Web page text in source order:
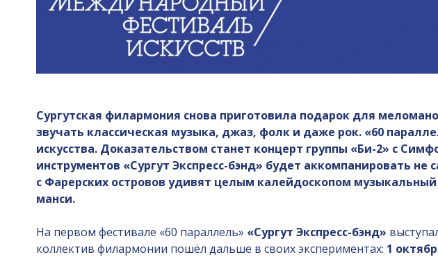
Сургутская филармония снова приготовила подарок для
звучать классическая музыка, джаз, фолк и даже рок. «60
искусства. Доказательством станет концерт группы «Би-2» с
инструментов «Сургут Экспресс-бэнд» будет аккомпанировать
с Фарерских островов удивят целым калейдоскопом
манси.
На первом фестивале «60 параллель» «Сургут Экспресс-бэнд»
коллектив филармонии пошёл дальше в своих экспериментах: 1